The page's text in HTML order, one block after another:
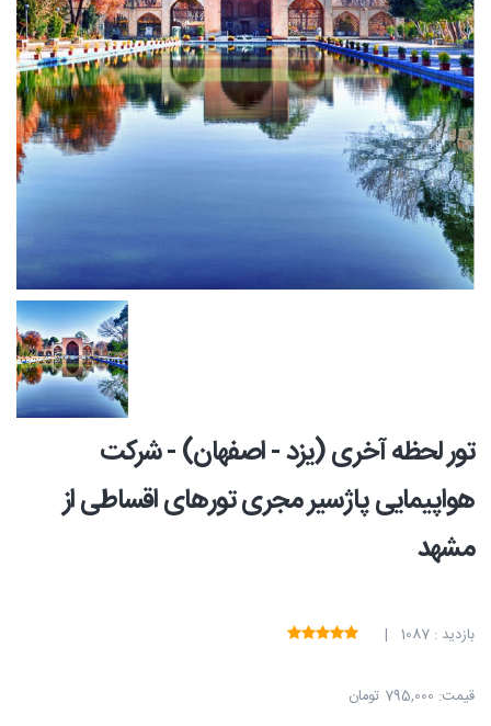
تور لحظه آخری (یزد - اصفهان) - شرکت
هواپیمایی پاژسیر مجری تورهای اقساطی از
مشهد
بازدید : 1087 |
قیمت: 795,000 تومان